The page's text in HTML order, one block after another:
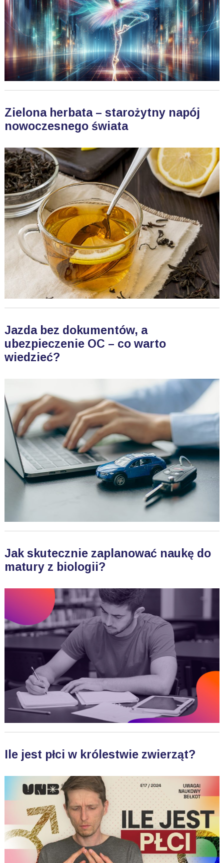
Zielona herbata – starożytny napój
nowoczesnego świata
Jazda bez dokumentów, a
ubezpieczenie OC – co warto
wiedzieć?
Jak skutecznie zaplanować naukę do
matury z biologii?
Ile jest płci w królestwie zwierząt?